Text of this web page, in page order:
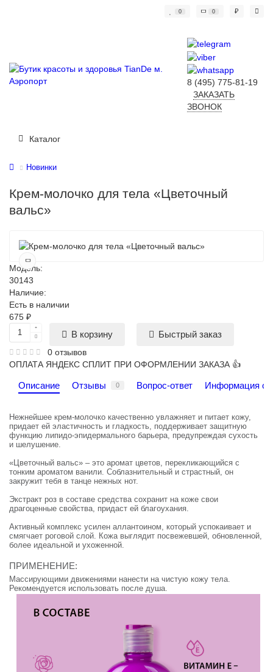
0 0 ₽
8 (495) 775-81-19
ЗАКАЗАТЬ
ЗВОНОК
Каталог
Новинки
Крем-молочко для тела «Цветочный
вальс»
Модель:
30143
Наличие:
Есть в наличии
675 ₽
В корзину Быстрый заказ
0 отзывов
ОПЛАТА ЯНДЕКС СПЛИТ ПРИ ОФОРМЛЕНИИ ЗАКАЗА 👍
Описание Отзывы 0 Вопрос-ответ Информация о
Нежнейшее крем-молочко качественно увлажняет и питает кожу,
придает ей эластичность и гладкость, поддерживает защитную
функцию липидо-эпидермального барьера, предупреждая сухость
и шелушение.
«Цветочный вальс» – это аромат цветов, перекликающийся с
тонким ароматом ванили. Соблазнительный и страстный, он
закружит тебя в танце нежных нот.
Экстракт роз в составе средства сохранит на коже свои
драгоценные свойства, придаст ей благоухания.
Активный комплекс усилен аллантоином, который успокаивает и
смягчает роговой слой. Кожа выглядит посвежевшей, обновленной,
более идеальной и ухоженной.
ПРИМЕНЕНИЕ:
Массирующими движениями нанести на чистую кожу тела.
Рекомендуется использовать после душа.